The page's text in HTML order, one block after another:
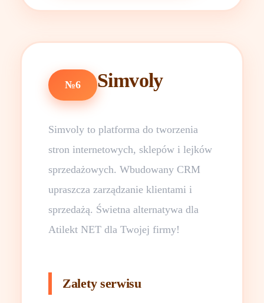
№6 Simvoly
Simvoly to platforma do tworzenia
stron internetowych, sklepów i lejków
sprzedażowych. Wbudowany CRM
upraszcza zarządzanie klientami i
sprzedażą. Świetna alternatywa dla
Atilekt NET dla Twojej firmy!
Zalety serwisu